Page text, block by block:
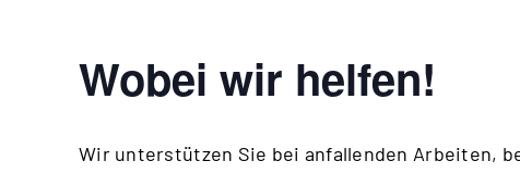
Wobei wir helfen!
Wir unterstützen Sie bei anfallenden Arbeiten,